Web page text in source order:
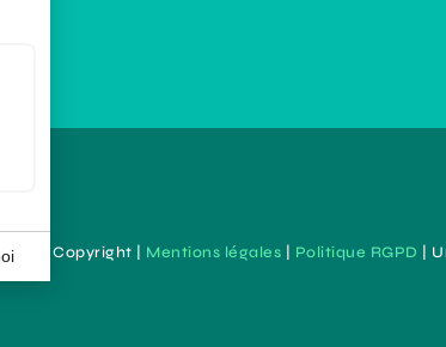
© Copyright | Mentions légales Politique RGPD |